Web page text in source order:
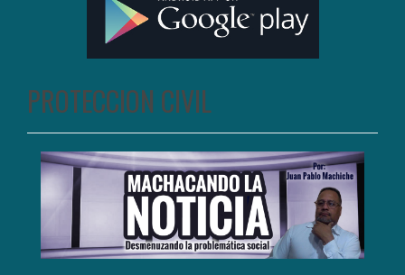
PROTECCION CIVIL